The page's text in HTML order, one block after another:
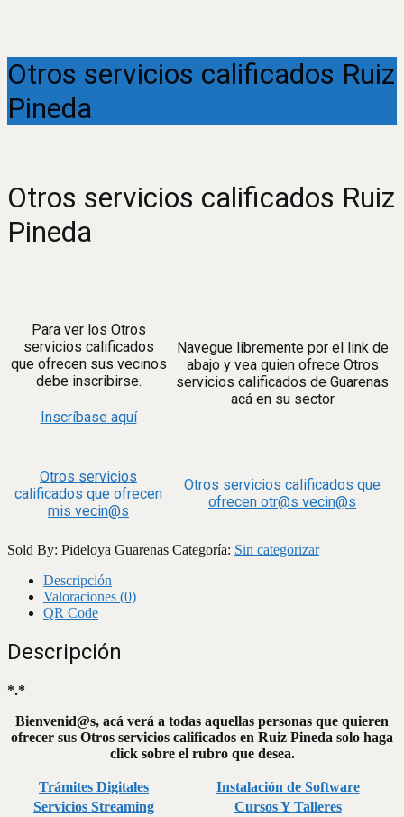
Otros servicios calificados Ruiz
Pineda
Otros servicios calificados Ruiz
Pineda
Para ver los Otros
servicios calificados
que ofrecen sus vecinos
debe inscribirse.
Inscríbase aquí
Navegue libremente por el link de
abajo y vea quien ofrece Otros
servicios calificados de Guarenas
acá en su sector
Otros servicios
calificados que ofrecen
mis vecin@s
Otros servicios calificados que
ofrecen otr@s vecin@s
Sold By: Pideloya Guarenas Categoría: Sin categorizar
Descripción
Valoraciones (0)
QR Code
Descripción
*.*
Bienvenid@s, acá verá a todas aquellas personas que quieren
ofrecer sus Otros servicios calificados en Ruiz Pineda solo haga
click sobre el rubro que desea.
Trámites Digitales
Instalación de Software
Servicios Streaming
Cursos Y Talleres